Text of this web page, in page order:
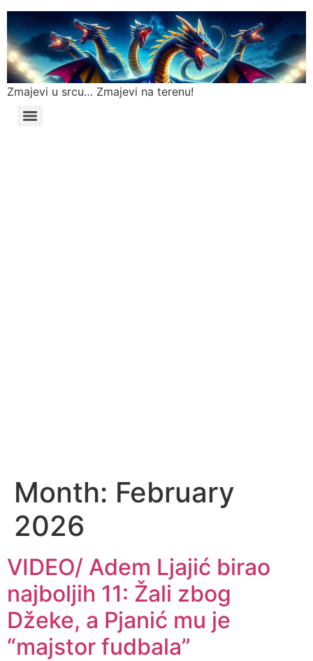
Zmajevi u srcu… Zmajevi na terenu!
Month: February
2026
VIDEO/ Adem Ljajić birao
najboljih 11: Žali zbog
Džeke, a Pjanić mu je
“majstor fudbala”